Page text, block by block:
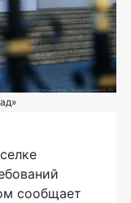
сообщает